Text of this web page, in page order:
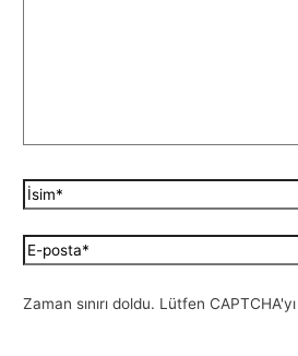
Zaman sınırı doldu. Lütfen